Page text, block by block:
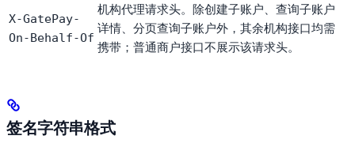
X-GatePay-
On-Behalf-Of
机构代理请求头。除创建子账户、查询子账户
详情、分页查询子账户外，其余机构接口均需
携带；普通商户接口不展示该请求头。
签名字符串格式